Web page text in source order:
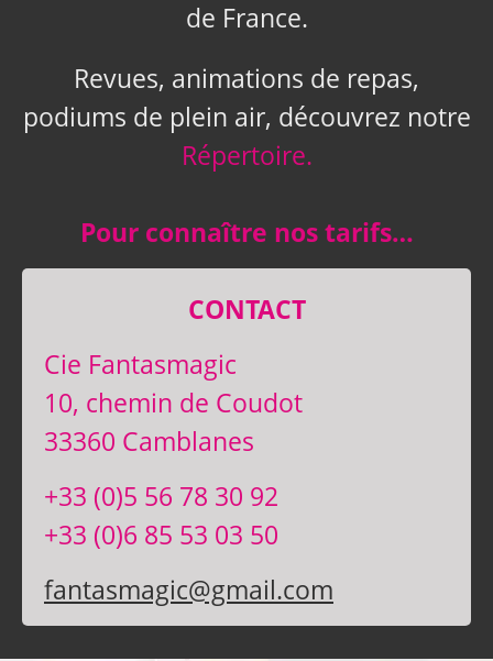
de France.
Revues, animations de repas,
podiums de plein air, découvrez notre
Répertoire.
Pour connaître nos tarifs…
CONTACT
Cie Fantasmagic
10, chemin de Coudot
33360 Camblanes
+33 (0)5 56 78 30 92
+33 (0)6 85 53 03 50
fantasmagic@gmail.com